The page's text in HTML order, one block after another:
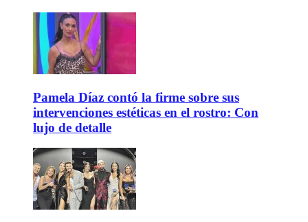
Pamela Díaz contó la firme sobre sus
intervenciones estéticas en el rostro: Con
lujo de detalle